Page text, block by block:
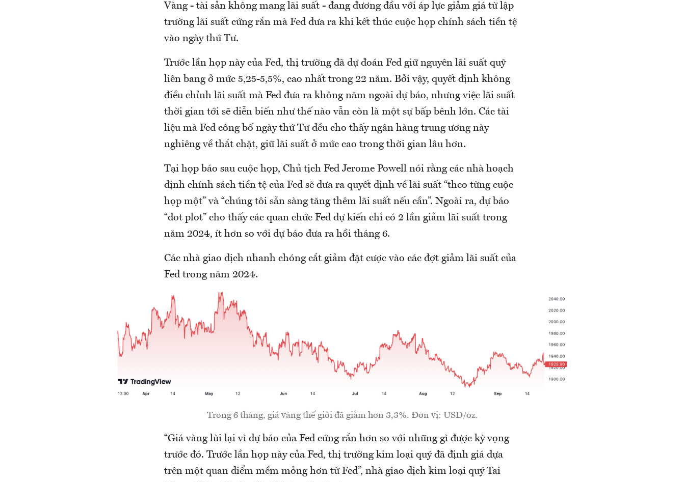
Vàng - tài sản không mang lãi suất - đang đương đầu với áp lực giảm giá từ lập
trường lãi suất cứng rắn mà Fed đưa ra khi kết thúc cuộc họp chính sách tiền tệ
vào ngày thứ Tư.
Trước lần họp này của Fed, thị trường đã dự đoán Fed giữ nguyên lãi suất quỹ
liên bang ở mức 5,25-5,5%, cao nhất trong 22 năm. Bởi vậy, quyết định không
điều chỉnh lãi suất mà Fed đưa ra không năm ngoài dự báo, nhưng việc lãi suất
thời gian tới sẽ diễn biến như thế nào vẫn còn là một sự bấp bênh lớn. Các tài
liệu mà Fed công bố ngày thứ Tư đều cho thấy ngân hàng trung ương này
nghiêng về thắt chặt, giữ lãi suất ở mức cao trong thời gian lâu hơn.
Tại họp báo sau cuộc họp, Chủ tịch Fed Jerome Powell nói rằng các nhà hoạch
định chính sách tiền tệ của Fed sẽ đưa ra quyết định về lãi suất “theo từng cuộc
họp một” và “chúng tôi sẵn sàng tăng thêm lãi suất nếu cần”. Ngoài ra, dự báo
“dot plot” cho thấy các quan chức Fed dự kiến chỉ có 2 lần giảm lãi suất trong
năm 2024, ít hơn so với dự báo đưa ra hồi tháng 6.
Các nhà giao dịch nhanh chóng cắt giảm đặt cược vào các đợt giảm lãi suất của
Fed trong năm 2024.
Trong 6 tháng, giá vàng thế giới đã giảm hơn 3,3%. Đơn vị: USD/oz.
“Giá vàng lùi lại vì dự báo của Fed cứng rắn hơn so với những gì được kỳ vọng
trước đó. Trước lần họp này của Fed, thị trường kim loại quý đã định giá dựa
trên một quan điểm mềm mỏng hơn từ Fed”, nhà giao dịch kim loại quý Tai